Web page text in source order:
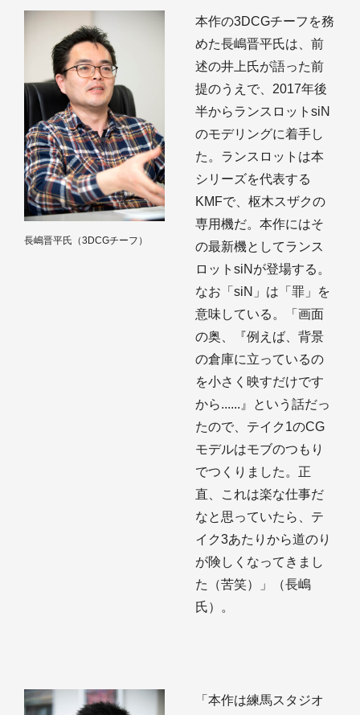
長嶋晋平氏（3DCGチーフ）
本作の3DCGチーフを務
めた長嶋晋平氏は、前
述の井上氏が語った前
提のうえで、2017年後
半からランスロットsiN
のモデリングに着手し
た。ランスロットは本
シリーズを代表する
KMFで、枢木スザクの
専用機だ。本作にはそ
の最新機としてランス
ロットsiNが登場する。
なお「siN」は「罪」を
意味している。「画面
の奥、『例えば、背景
の倉庫に立っているの
を小さく映すだけです
から......』という話だっ
たので、テイク1のCG
モデルはモブのつもり
でつくりました。正
直、これは楽な仕事だ
なと思っていたら、テ
イク3あたりから道のり
が険しくなってきまし
た（苦笑）」（長嶋
氏）。
「本作は練馬スタジオ